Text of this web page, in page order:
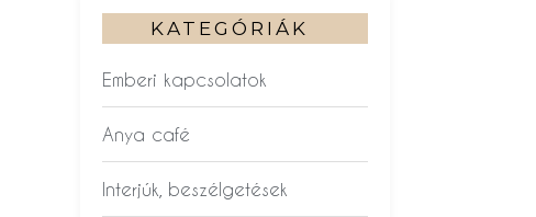
KATEGÓRIÁK
Emberi kapcsolatok
Anya café
Interjúk, beszélgetések